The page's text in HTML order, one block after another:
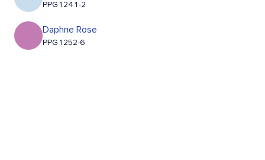
PPG1241-2
Daphne Rose
PPG1252-6